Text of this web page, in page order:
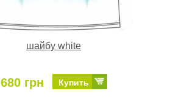
шайбу white
680 грн Купить